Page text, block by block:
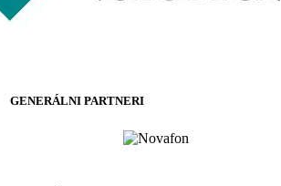
GENERÁLNI PARTNERI